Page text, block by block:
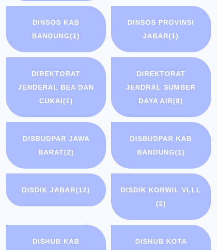
DINSOS KAB
BANDUNG(1)
DINSOS PROVINSI
JABAR(1)
DIREKTORAT
JENDERAL BEA DAN
CUKAI(1)
DIREKTORAT
JENDRAL SUMBER
DAYA AIR(8)
DISBUDPAR JAWA
BARAT(2)
DISBUDPAR KAB
BANDUNG(1)
DISDIK JABAR(12)
DISDIK KORWIL VLLL
(2)
DISHUB KAB DISHUB KOTA